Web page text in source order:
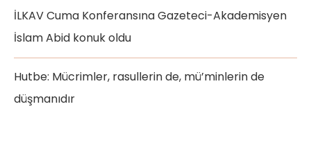
İLKAV Cuma Konferansına Gazeteci-Akademisyen
İslam Abid konuk oldu
Hutbe: Mücrimler, rasullerin de, mü’minlerin de
düşmanıdır